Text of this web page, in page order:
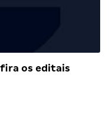
os editais